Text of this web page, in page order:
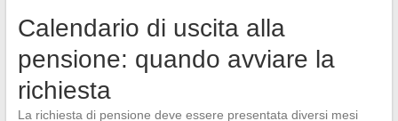
Calendario di uscita alla
pensione: quando avviare la
richiesta
La richiesta di pensione deve essere presentata diversi mesi